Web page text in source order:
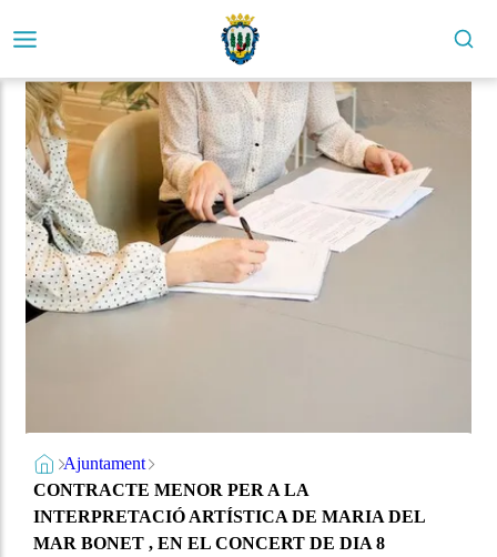
Ajuntament
CONTRACTE MENOR PER A LA
INTERPRETACIÓ ARTÍSTICA DE MARIA DEL
MAR BONET , EN EL CONCERT DE DIA 8